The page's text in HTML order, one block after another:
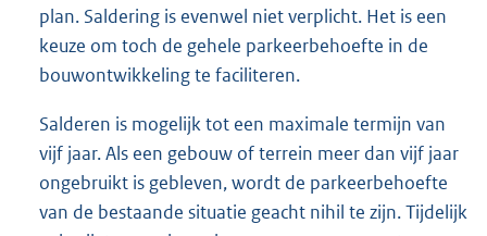
plan. Saldering is evenwel niet verplicht. Het is een
keuze om toch de gehele parkeerbehoefte in de
bouwontwikkeling te faciliteren.
Salderen is mogelijk tot een maximale termijn van
vijf jaar. Als een gebouw of terrein meer dan vijf jaar
ongebruikt is gebleven, wordt de parkeerbehoefte
van de bestaande situatie geacht nihil te zijn. Tijdelijk